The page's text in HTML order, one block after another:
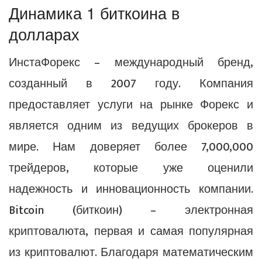
Динамика 1 биткоина в
долларах
ИнстаФорекс – международный бренд,
созданный в 2007 году. Компания
предоставляет услуги на рынке Форекс и
является одним из ведущих брокеров в
мире. Нам доверяет более 7,000,000
трейдеров, которые уже оценили
надежность и инновационность компании.
Bitcoin (биткоин) – электронная
криптовалюта, первая и самая популярная
из криптовалют. Благодаря математическим